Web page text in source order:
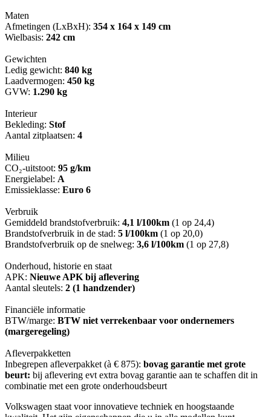
Maten
Afmetingen (LxBxH): 354 x 164 x 149 cm
Wielbasis: 242 cm
Gewichten
Ledig gewicht: 840 kg
Laadvermogen: 450 kg
GVW: 1.290 kg
Interieur
Bekleding: Stof
Aantal zitplaatsen: 4
Milieu
CO₂-uitstoot: 95 g/km
Energielabel: A
Emissieklasse: Euro 6
Verbruik
Gemiddeld brandstofverbruik: 4,1 l/100km (1 op 24,4)
Brandstofverbruik in de stad: 5 l/100km (1 op 20,0)
Brandstofverbruik op de snelweg: 3,6 l/100km (1 op 27,8)
Onderhoud, historie en staat
APK: Nieuwe APK bij aflevering
Aantal sleutels: 2 (1 handzender)
Financiële informatie
BTW/marge: BTW niet verrekenbaar voor ondernemers
(margeregeling)
Afleverpakketten
Inbegrepen afleverpakket (à € 875): bovag garantie met grote
beurt: bij aflevering evt extra bovag garantie aan te schaffen dit in
combinatie met een grote onderhoudsbeurt
Volkswagen staat voor innovatieve techniek en hoogstaande